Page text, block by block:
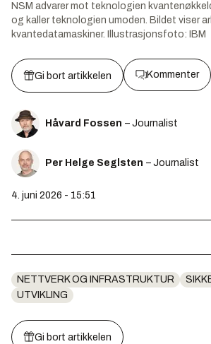
NSM advarer mot teknologien
og kaller teknologien umoden. Bildet viser
kvantedatamaskiner.
Illustrasjonsfoto: IBM
Gi bort artikkelen Kommenter
Håvard Fossen – Journalist
Per Helge Seglsten – Journalist
4. juni 2026 - 15:51
NETTVERK OG INFRASTRUKTUR
UTVIKLING
Gi bort artikkelen